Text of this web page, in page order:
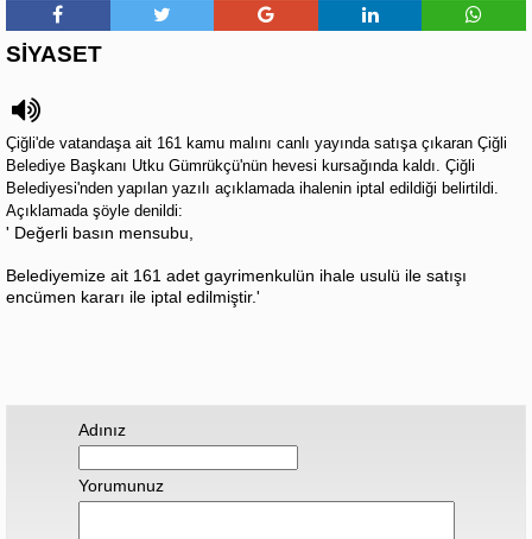
SİYASET
Çiğli'de vatandaşa ait 161 kamu malını canlı yayında satışa çıkaran Çiğli
Belediye Başkanı Utku Gümrükçü'nün hevesi kursağında kaldı. Çiğli
Belediyesi'nden yapılan yazılı açıklamada ihalenin iptal edildiği belirtildi.
Açıklamada şöyle denildi:
' Değerli basın mensubu,
Belediyemize ait 161 adet gayrimenkulün ihale usulü ile satışı
encümen kararı ile iptal edilmiştir.'
Adınız
Yorumunuz